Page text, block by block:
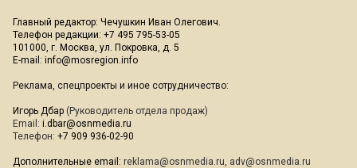
Главный редактор: Чечушкин Иван Олегович.
Телефон редакции: +7 495 795-53-05
101000, г. Москва, ул. Покровка, д. 5
E-mail: info@mosregion.info
Реклама, спецпроекты и иное сотрудничество:
Игорь Дбар (Руководитель отдела продаж)
Email: i.dbar@osnmedia.ru
Телефон: +7 909 936-02-90
Дополнительные email: reklama@osnmedia.ru, adv@osnmedia.ru